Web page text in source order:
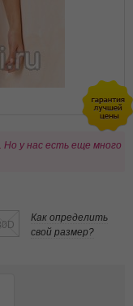
Но у нас есть еще много
Как определить
свой размер?